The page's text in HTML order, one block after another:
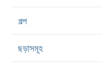
গল্প
ছড়াসমূহ